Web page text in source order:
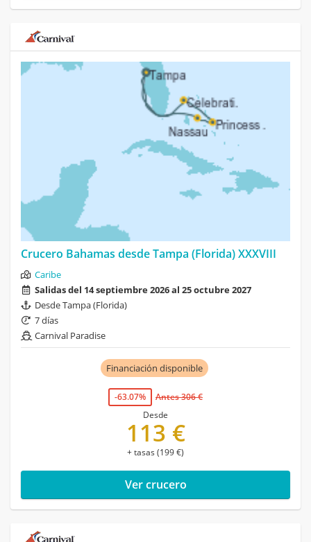
Crucero Bahamas desde Tampa (Florida) XXXVIII
Caribe
Salidas del 14 septiembre 2026 al 25 octubre 2027
Desde Tampa (Florida)
7 días
Carnival Paradise
Financiación disponible
-63.07%
Antes 306 €
Desde
113 €
+ tasas (199 €)
Ver crucero